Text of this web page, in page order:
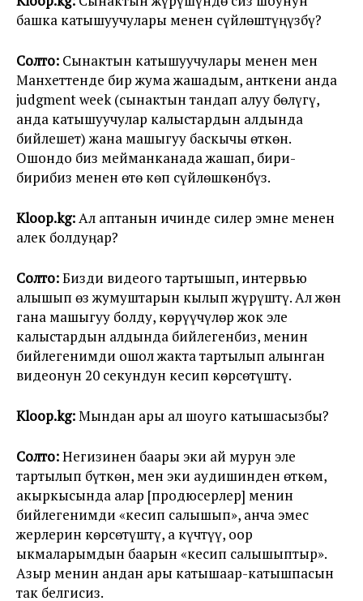
башка катышуучулары менен сүйлөштүңүзбү?
Солто: Сынактын катышуучулары менен мен
Манхеттенде бир жума жашадым, анткени анда
judgment week (сынактын тандап алуу бөлүгү,
анда катышуучулар калыстардын алдында
бийлешет) жана машыгуу баскычы өткөн.
Ошондо биз мейманканада жашап, бири-
бирибиз менен өтө көп сүйлөшкөнбүз.
Kloop.kg:Ал аптанын ичинде силер эмне менен
алек болдуңар?
Солто:Бизди видеого тартышып, интервью
алышып өз жумуштарын кылып жүрүштү. Ал жөн
гана машыгуу болду, көрүүчүлөр жок эле
калыстардын алдында бийлегенбиз, менин
бийлегенимди ошол жакта тартылып алынган
видеонун 20 секундун кесип көрсөтүштү.
Kloop.kg:Мындан ары ал шоуго катышасызбы?
Солто:Негизинен баары эки ай мурун эле
тартылып бүткөн, мен эки аудишинден өткөм,
акыркысында алар [продюсерлер] менин
бийлегенимди «кесип салышып», анча эмес
жерлерин көрсөтүштү, а күчтүү, оор
ыкмаларымдын баарын «кесип салышыптыр».
Азыр менин андан ары катышаар-катышпасын
так белгисиз.